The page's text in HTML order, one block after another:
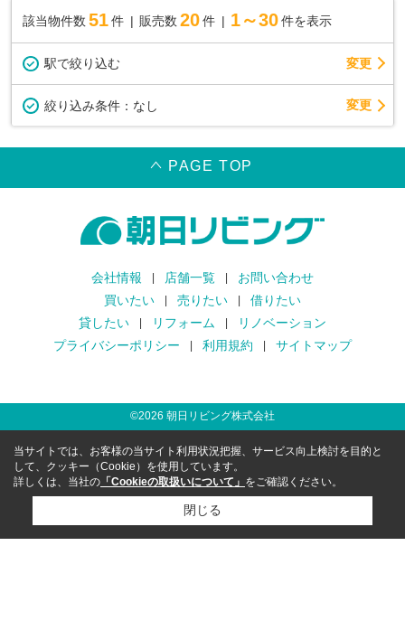
該当物件数 51件 販売数 20 件 1～30 件を表示
駅で絞り込む 変更
絞り込み条件： なし 変更
PAGE TOP
会社情報 店舗一覧
お問い合わせ
買いたい
売りたい
借りたい
貸したい
リフォーム
リノベーション
プライバシーポリシー
利用規約 サイトマップ
©2026 朝日リビング株式会社
当サイトでは、お客様の当サイト利用状況把握、サービス向上検討を目的と
して、クッキー（Cookie）を使用しています。
詳しくは、当社の 「Cookieの取扱いについて」 をご確認ください。
閉じる